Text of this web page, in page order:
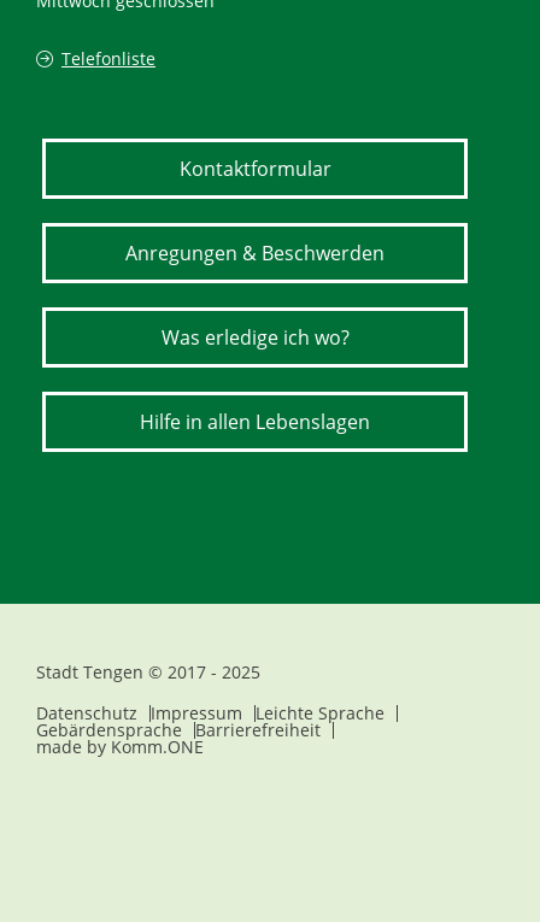
Telefonliste
Kontaktformular
Anregungen & Beschwerden
Was erledige ich wo?
Hilfe in allen Lebenslagen
Stadt Tengen © 2017 - 2025
Datenschutz
Impressum Leichte Sprache
Gebärdensprache Barrierefreiheit
made by Komm.ONE